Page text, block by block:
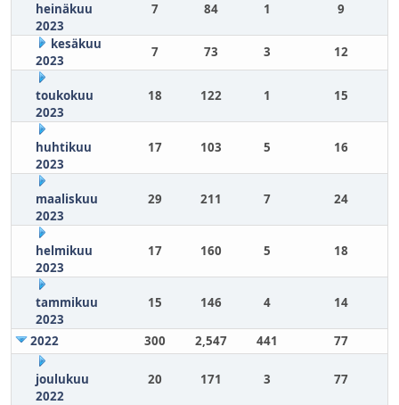
heinäkuu
2023
7 84 1 9
kesäkuu
2023
7 73 3 12
toukokuu
2023
18 122 1 15
huhtikuu
2023
17 103 5 16
maaliskuu
2023
29 211 7 24
helmikuu
2023
17 160 5 18
tammikuu
2023
15 146 4 14
2022 300 2,547 441 77
joulukuu
2022
20 171 3 77